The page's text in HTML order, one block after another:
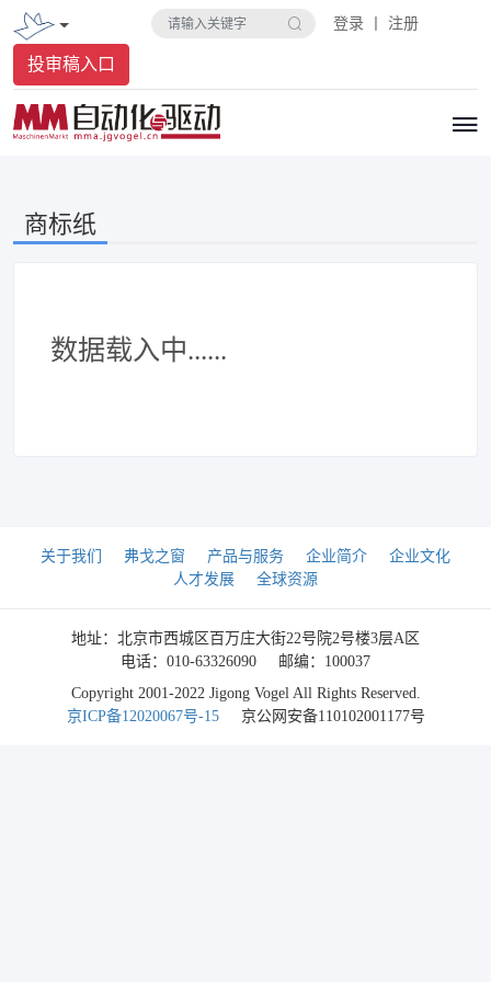
登录 丨 注册
投审稿入口
商标纸
数据载入中......
关于我们 弗戈之窗 产品与服务 企业简介
企业文化
人才发展
全球资源
地址：北京市西城区百万庄大街22号院2号楼3层A区
电话：010-63326090
邮编：100037
Copyright 2001-2022 Jigong Vogel All Rights Reserved.
京ICP备12020067号-15
京公网安备110102001177号